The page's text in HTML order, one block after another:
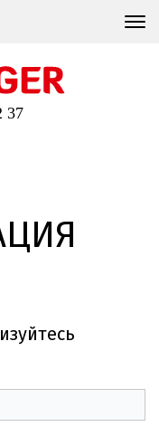
37